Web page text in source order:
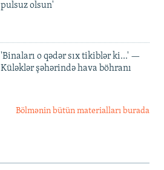
pulsuz olsun'
'Binaları o qədər sıx tikiblər ki...' —
Küləklər şəhərində hava böhranı
Bölmənin bütün materialları burada